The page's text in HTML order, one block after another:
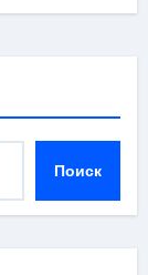
Поиск